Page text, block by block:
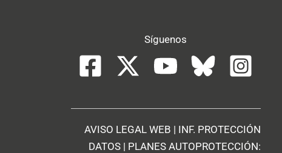
Síguenos
AVISO LEGAL WEB | INF. PROTECCIÓN
DATOS | PLANES AUTOPROTECCIÓN: